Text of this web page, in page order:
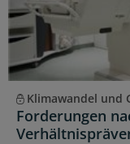
Klimawandel und
Forderungen